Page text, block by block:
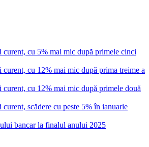
cu 5% mai mic după primele cinci
cu 12% mai mic după prima treime a
cu 12% mai mic după primele două
scădere cu peste 5% în ianuarie
bancar la finalul anului 2025